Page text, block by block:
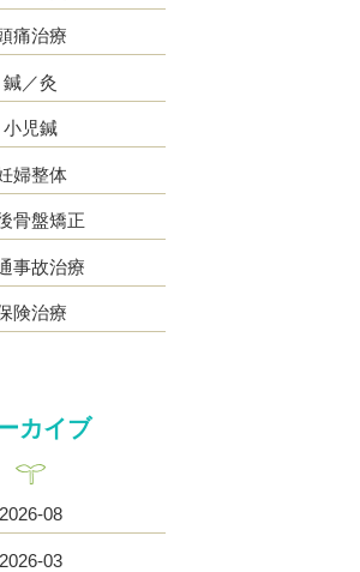
痛治療
鍼／灸
小児鍼
婦整体
骨盤矯正
事故治療
険治療
カイブ
2026-08
2026-03